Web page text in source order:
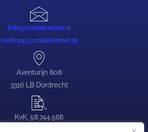
info@coolekamer.nl
verkoop@coolekamer.nl
Aventurijn 808
3316 LB Dordrecht
KvK: 58.744.568